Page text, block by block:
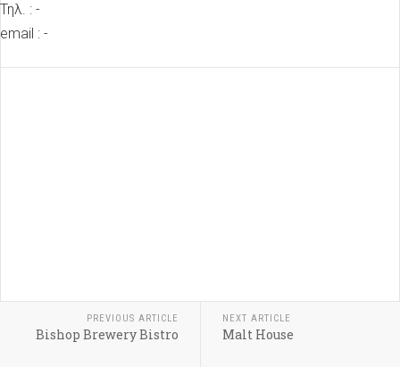
Τηλ. : -
email : -
PREVIOUS ARTICLE
Bishop Brewery Bistro
NEXT ARTICLE
Malt House